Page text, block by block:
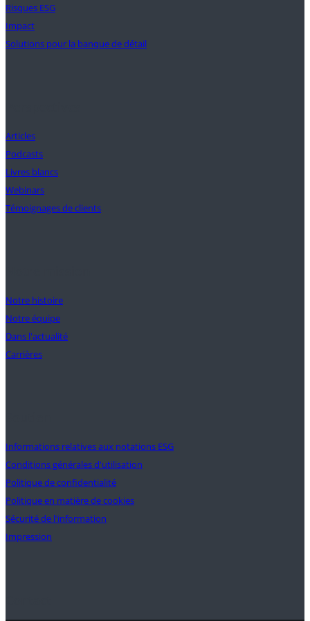
Risques ESG
Impact
Solutions pour la banque de détail
Articles
Podcasts
Livres blancs
Webinars
Témoignages de clients
Notre histoire
Notre équipe
Dans l'actualité
Carrières
Informations relatives aux notations ESG
Conditions générales d'utilisation
Politique de confidentialité
Politique en matière de cookies
Sécurité de l'information
Impression